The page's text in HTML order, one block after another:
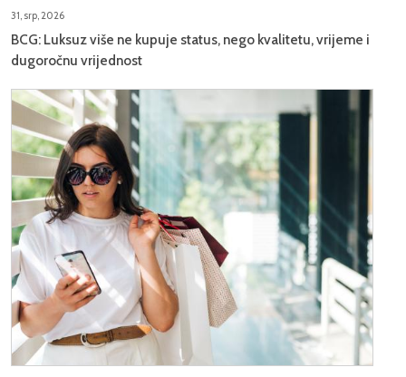
31, srp, 2026
BCG: Luksuz više ne kupuje status, nego kvalitetu, vrijeme i
dugoročnu vrijednost